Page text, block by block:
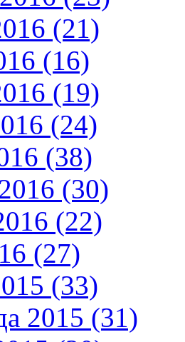
(21)
(16)
(19)
(24)
(38)
(30)
(22)
(27)
(33)
2015 (31)